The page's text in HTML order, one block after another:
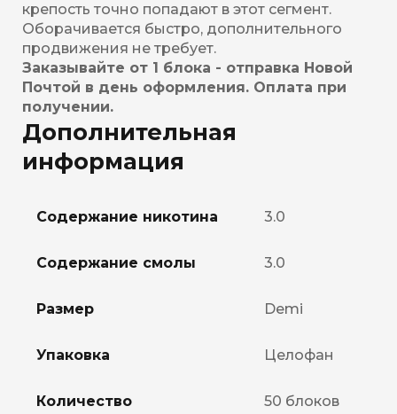
крепость точно попадают в этот сегмент.
Оборачивается быстро, дополнительного
продвижения не требует.
Заказывайте от 1 блока - отправка Новой
Почтой в день оформления. Оплата при
получении.
Дополнительная
информация
Содержание никотина 3.0
Содержание смолы 3.0
Размер Demi
Упаковка Целофан
Количество 50 блоков